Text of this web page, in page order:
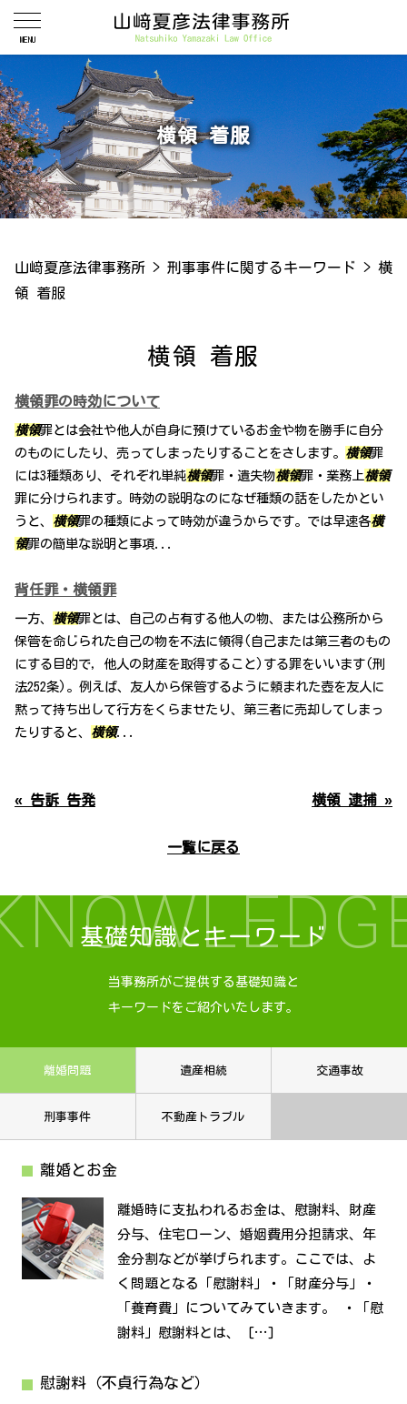
横領 着服
山﨑夏彦法律事務所 > 刑事事件に関するキーワード > 横
領 着服
横領 着服
横領罪の時効について
横領罪とは会社や他人が自身に預けているお金や物を勝手に自分
のものにしたり、売ってしまったりすることをさします。 横領罪
には3種類あり、それぞれ単純横領罪・遺失物横領罪・業務上横領
罪に分けられます。時効の説明なのになぜ種類の話をしたかとい
うと、 横領罪の種類によって時効が違うからです。では早速各横
領罪の簡単な説明と事項...
背任罪・横領罪
一方、 横領罪とは、自己の占有する他人の物、または公務所から
保管を命じられた自己の物を不法に領得(自己または第三者のもの
にする目的で，他人の財産を取得すること)する罪をいいます(刑
法252条)。例えば、友人から保管するように頼まれた壺を友人に
黙って持ち出して行方をくらませたり、第三者に売却してしまっ
たりすると、 横領...
« 告訴 告発 横領 逮捕 »
一覧に戻る
基礎知識とキーワード
当事務所がご提供する基礎知識と
キーワードをご紹介いたします。
離婚問題 遺産相続 交通事故
刑事事件 不動産トラブル
離婚とお金
離婚時に支払われるお金は、慰謝料、財産
分与、住宅ローン、婚姻費用分担請求、年
金分割などが挙げられます。ここでは、よ
く問題となる「慰謝料」・「財産分与」・
「養育費」についてみていきます。 ・「慰
謝料」慰謝料とは、 […]
慰謝料（不貞行為など）